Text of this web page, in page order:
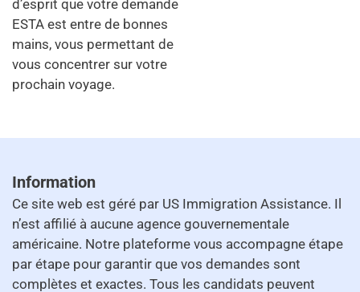
d’esprit que votre demande
ESTA est entre de bonnes
mains, vous permettant de
vous concentrer sur votre
prochain voyage.
Information
Ce site web est géré par US Immigration Assistance. Il
n’est affilié à aucune agence gouvernementale
américaine. Notre plateforme vous accompagne étape
par étape pour garantir que vos demandes sont
complètes et exactes. Tous les candidats peuvent